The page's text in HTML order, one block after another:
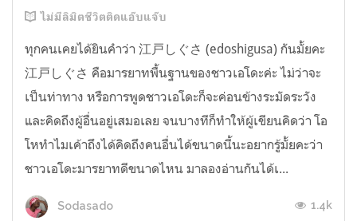
ไม่มีลิมิตชีวิตติดแอ๊บแจ๊บ
ทุกคนเคยได้ยินคำว่า 江戸しぐさ (edoshigusa) กันมั้ยคะ
江戸しぐさ คือมารยาทพื้นฐานของชาวเอโดะค่ะ ไม่ว่าจะ
เป็นท่าทาง หรือการพูดชาวเอโดะก็จะค่อนข้างระมัดระวัง
และคิดถึงผู้อื่นอยู่เสมอเลย จนบางทีก็ทำให้ผู้เขียนคิดว่า โอ
โหทำไมเค้าถึงได้คิดถึงคนอื่นได้ขนาดนี้นะอยากรู้มั้ยคะว่า
ชาวเอโดะมารยาทดีขนาดไหน มาลองอ่านกันได้เ...
Sodasado 1.4k